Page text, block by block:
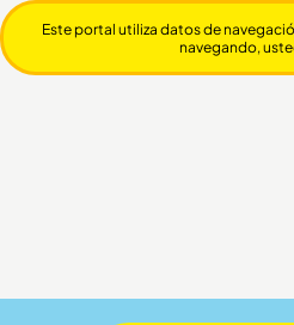
Este portal utiliza datos de
navegando,